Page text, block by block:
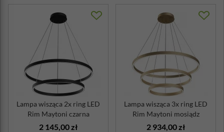
Lampa wisząca 2x ring LED
Rim Maytoni czarna
2 145,00 zł
Lampa wisząca 3x ring LED
Rim Maytoni mosiądz
2 934,00 zł